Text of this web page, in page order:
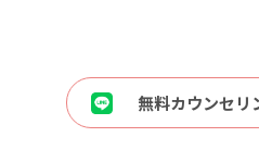
無料カウンセリ